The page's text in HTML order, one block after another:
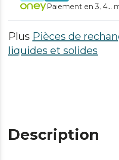
Paiement en 3, 4...
Plus Pièces de
liquides et solides
Description